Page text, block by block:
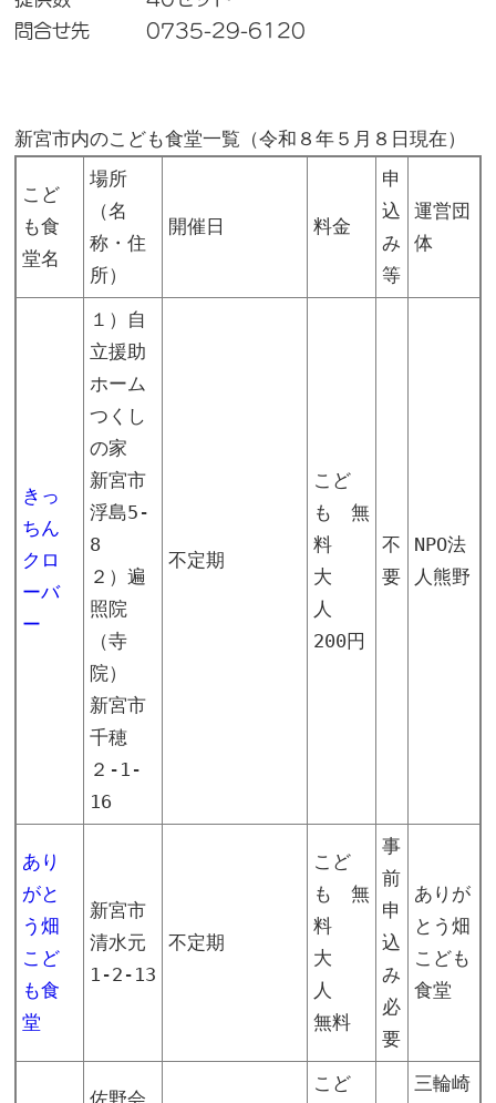
問合せ先 0735-29-6120
新宮市内のこども食堂一覧（令和８年５月８日現在）
こど
も食
堂名
場所
（名
称・住
所）
開催日 料金
申
込
み
等
運営団
体
きっ
ちん
クロ
ーバ
ー
１）自
立援助
ホーム
つくし
の家
新宮市
浮島5-
8
２）遍
照院
（寺
院）
新宮市
千穂
２-1-
16
不定期
こど
も 無
料
大
人
200円
不
要
NPO法
人熊野
あり
がと
う畑
こど
も食
堂
新宮市
清水元
1-2-13
不定期
こど
も 無
料
大
人
無料
事
前
申
込
み
必
要
ありが
とう畑
こども
食堂
佐野会
こど 三輪崎